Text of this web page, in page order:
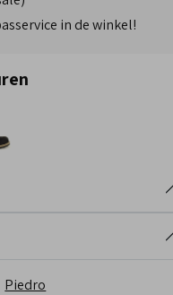
in de winkel!
Piedro